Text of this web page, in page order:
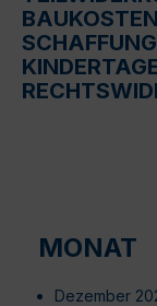
MONAT
Dezember